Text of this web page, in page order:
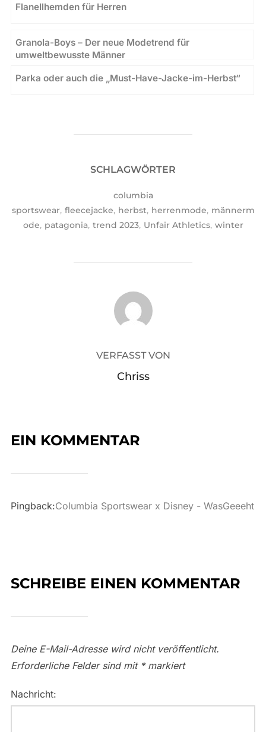
Flanellhemden für Herren
Granola-Boys – Der neue Modetrend für
umweltbewusste Männer
Parka oder auch die „Must-Have-Jacke-im-Herbst“
SCHLAGWÖRTER
columbia
sportswear, fleecejacke, herbst, herrenmode, männerm
ode, patagonia, trend 2023, Unfair Athletics, winter
BEITRAGSAUTOR
VERFASST VON
Chriss
EIN KOMMENTAR
Pingback:Columbia Sportswear x Disney - WasGeeeht
SCHREIBE EINEN KOMMENTAR
Deine E-Mail-Adresse wird nicht veröffentlicht.
Erforderliche Felder sind mit *markiert
Nachricht: